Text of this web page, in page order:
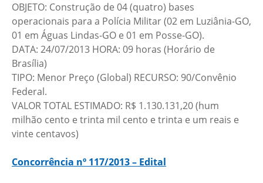
OBJETO: Construção de 04 (quatro) bases
operacionais para a Polícia Militar (02 em Luziânia-GO,
01 em Águas Lindas-GO e 01 em Posse-GO).
DATA: 24/07/2013 HORA: 09 horas (Horário de
Brasília)
TIPO: Menor Preço (Global) RECURSO: 90/Convênio
Federal.
VALOR TOTAL ESTIMADO: R$ 1.130.131,20 (hum
milhão cento e trinta mil cento e trinta e um reais e
vinte centavos)
Concorrência nº 117/2013 – Edital